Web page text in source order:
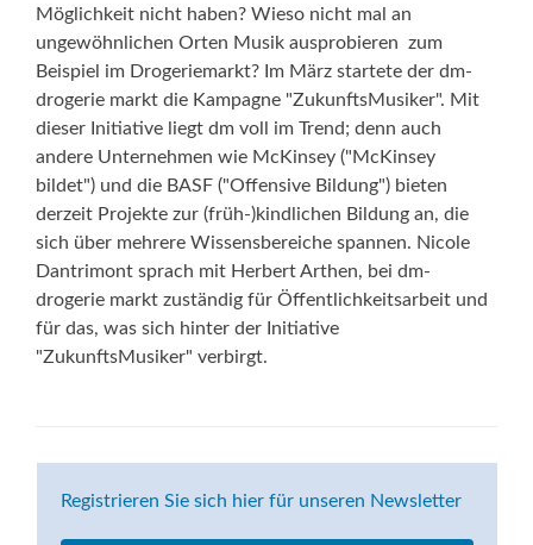
Möglichkeit nicht haben? Wieso nicht mal an
ungewöhnlichen Orten Musik ausprobieren  zum
Beispiel im Drogeriemarkt? Im März startete der dm-
drogerie markt die Kampagne "ZukunftsMusiker". Mit
dieser Initiative liegt dm voll im Trend; denn auch
andere Unternehmen wie McKinsey ("McKinsey
bildet") und die BASF ("Offensive Bildung") bieten
derzeit Projekte zur (früh-)kindlichen Bildung an, die
sich über mehrere Wissensbereiche spannen. Nicole
Dantrimont sprach mit Herbert Arthen, bei dm-
drogerie markt zuständig für Öffentlichkeitsarbeit und
für das, was sich hinter der Initiative
"ZukunftsMusiker" verbirgt.
Registrieren Sie sich hier für unseren Newsletter